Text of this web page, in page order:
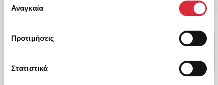
των υπηρεσιών τους.
συγκατάθεσης
Αναγκαία
Προτιμήσεις
Στατιστικά